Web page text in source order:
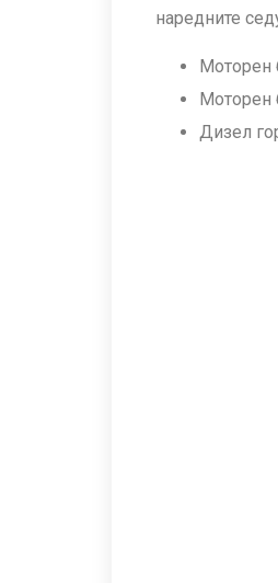
наредните
Моторен
Моторен
Дизел